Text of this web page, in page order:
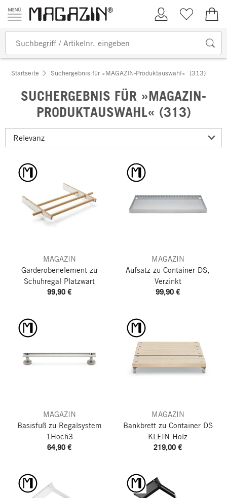
Zum Inhalt springen
Kundenkonto
Merkliste
Startseite Suchergebnis für »MAGAZIN-Produktauswahl« (313)
SUCHERGEBNIS FÜR »MAGAZIN-
PRODUKTAUSWAHL« (313)
MAGAZIN
Garderobenelement zu
Schuhregal Platzwart
99,90 €
MAGAZIN
Aufsatz zu Container DS,
Verzinkt
99,90 €
MAGAZIN
Basisfuß zu Regalsystem
1Hoch3
64,90 €
MAGAZIN
Bankbrett zu Container DS
KLEIN Holz
219,00 €